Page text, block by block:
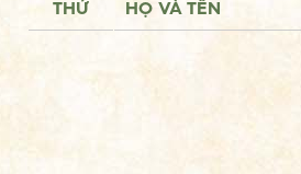
THỨ HỌ VÀ TÊN